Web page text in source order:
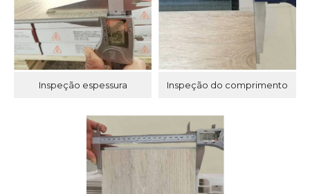
Inspeção espessura Inspeção do comprimento